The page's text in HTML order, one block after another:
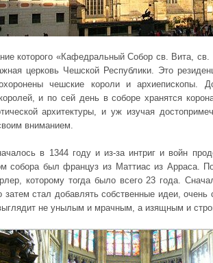
которого «Кафедральный Собор св. Вита,
церковь Чешской Республики. Это
чешские короли и архиепископы.
и по сей день в соборе хранятся
архитектуры, и уж изучая
вниманием.
в 1344 году и из-за интриг и войн
собора был француз из Маттиас из Арраса.
которому тогда было всего 23 года.
затем стал добавлять собственные идеи,
не унылым и мрачным, а изящным и